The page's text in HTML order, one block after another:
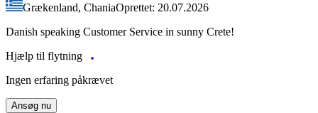
Grækenland, ChaniaOprettet: 20.07.2026
Danish speaking Customer Service in sunny Crete!
Hjælp til flytning
Ingen erfaring påkrævet
Ansøg nu